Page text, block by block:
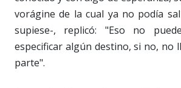
vorágine de la cual ya no podía
supiese-, replicó: "Eso no
especificar algún destino, si no, no
parte".